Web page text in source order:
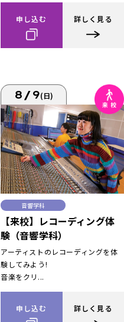
申し込む 詳しく見る
8/9(日)
音響学科
【来校】レコーディング体
験（音響学科）
アーティストのレコーディングを体
験してみよう!
音楽をクリ...
申し込む 詳しく見る